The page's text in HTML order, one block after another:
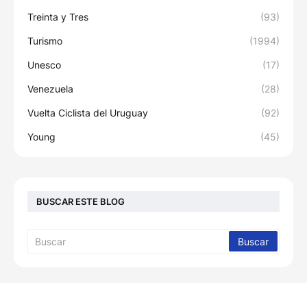
Treinta y Tres (93)
Turismo (1994)
Unesco (17)
Venezuela (28)
Vuelta Ciclista del Uruguay (92)
Young (45)
BUSCAR ESTE BLOG